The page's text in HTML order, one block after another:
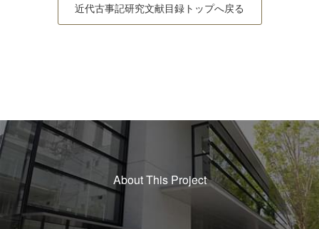
近代古事記研究文献目録トップへ戻る
About This Project